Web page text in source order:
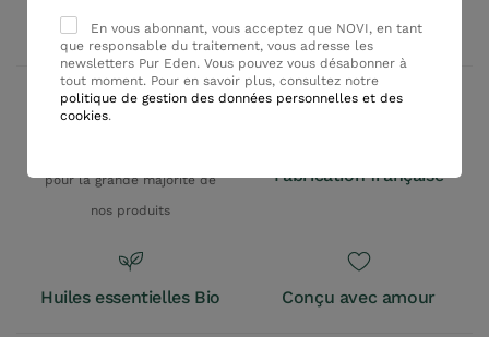
pour la grande majorité de
nos produits
Fabrication française
Huiles essentielles Bio Conçu avec amour
En vous abonnant, vous acceptez que NOVI, en tant
que responsable du traitement, vous adresse les
newsletters Pur Eden. Vous pouvez vous désabonner à
tout moment. Pour en savoir plus, consultez notre
politique de gestion des données personnelles et des
cookies.